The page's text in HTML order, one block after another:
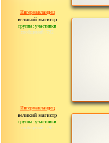
Ингерманландец
великий магистр
группа: участники
сообщений: 792
Ингерманландец
великий магистр
группа: участники
сообщений: 792